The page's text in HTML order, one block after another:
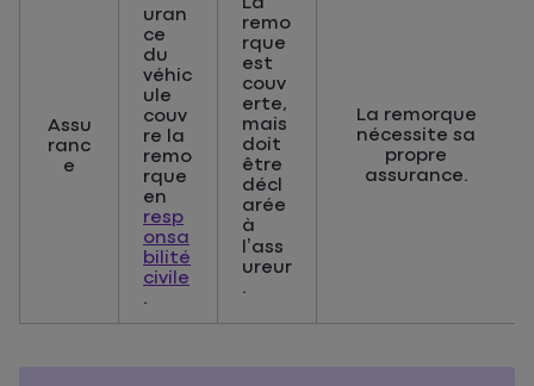
Assu
ranc
e
uran
ce
du
véhic
ule
couv
re la
remo
rque
en
resp
onsa
bilité
civile
.
remo
rque
est
couv
erte,
mais
doit
être
décl
arée
à
l’ass
ureur
.
La remorque
nécessite sa
propre
assurance.